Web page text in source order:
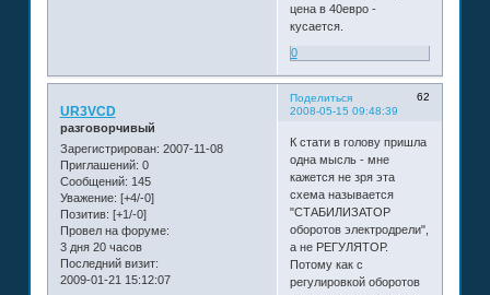
цена в 40евро -
кусается.
0
Поделиться
62
2008-05-15 09:48:39
UR3VCD
разговорчивый
Зарегистрирован: 2007-11-08
Приглашений: 0
Сообщений: 145
Уважение: [+4/-0]
Позитив: [+1/-0]
Провел на форуме:
3 дня 20 часов
Последний визит:
2009-01-21 15:12:07
К стати в голову пришла
одна мысль - мне
кажется не зря эта
схема называется
"СТАБИЛИЗАТОР
оборотов электродрели",
а не РЕГУЛЯТОР.
Потому как с
регулировкой оборотов